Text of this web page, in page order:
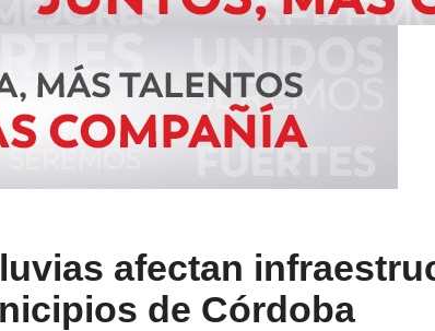
afectan
de Córdoba